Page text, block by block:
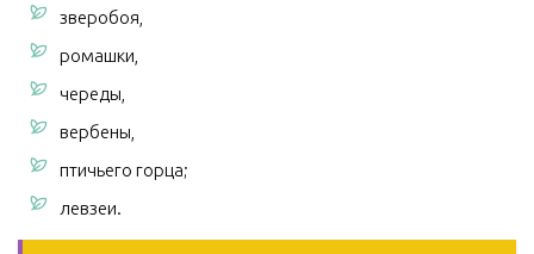
зверобоя,
ромашки,
череды,
вербены,
птичьего горца;
левзеи.